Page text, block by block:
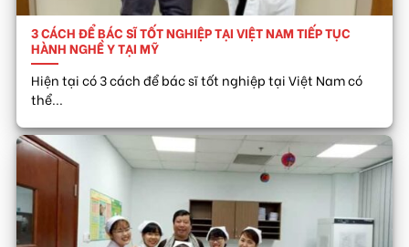
3 CÁCH ĐỂ BÁC SĨ TỐT NGHIỆP TẠI VIỆT NAM TIẾP TỤC
HÀNH NGHỀ Y TẠI MỸ
Hiện tại có 3 cách để bác sĩ tốt nghiệp tại Việt Nam có
thể...